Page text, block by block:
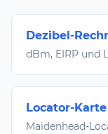
Dezibel-
dBm, EIRP und
Locator-Karte
Maidenhead-